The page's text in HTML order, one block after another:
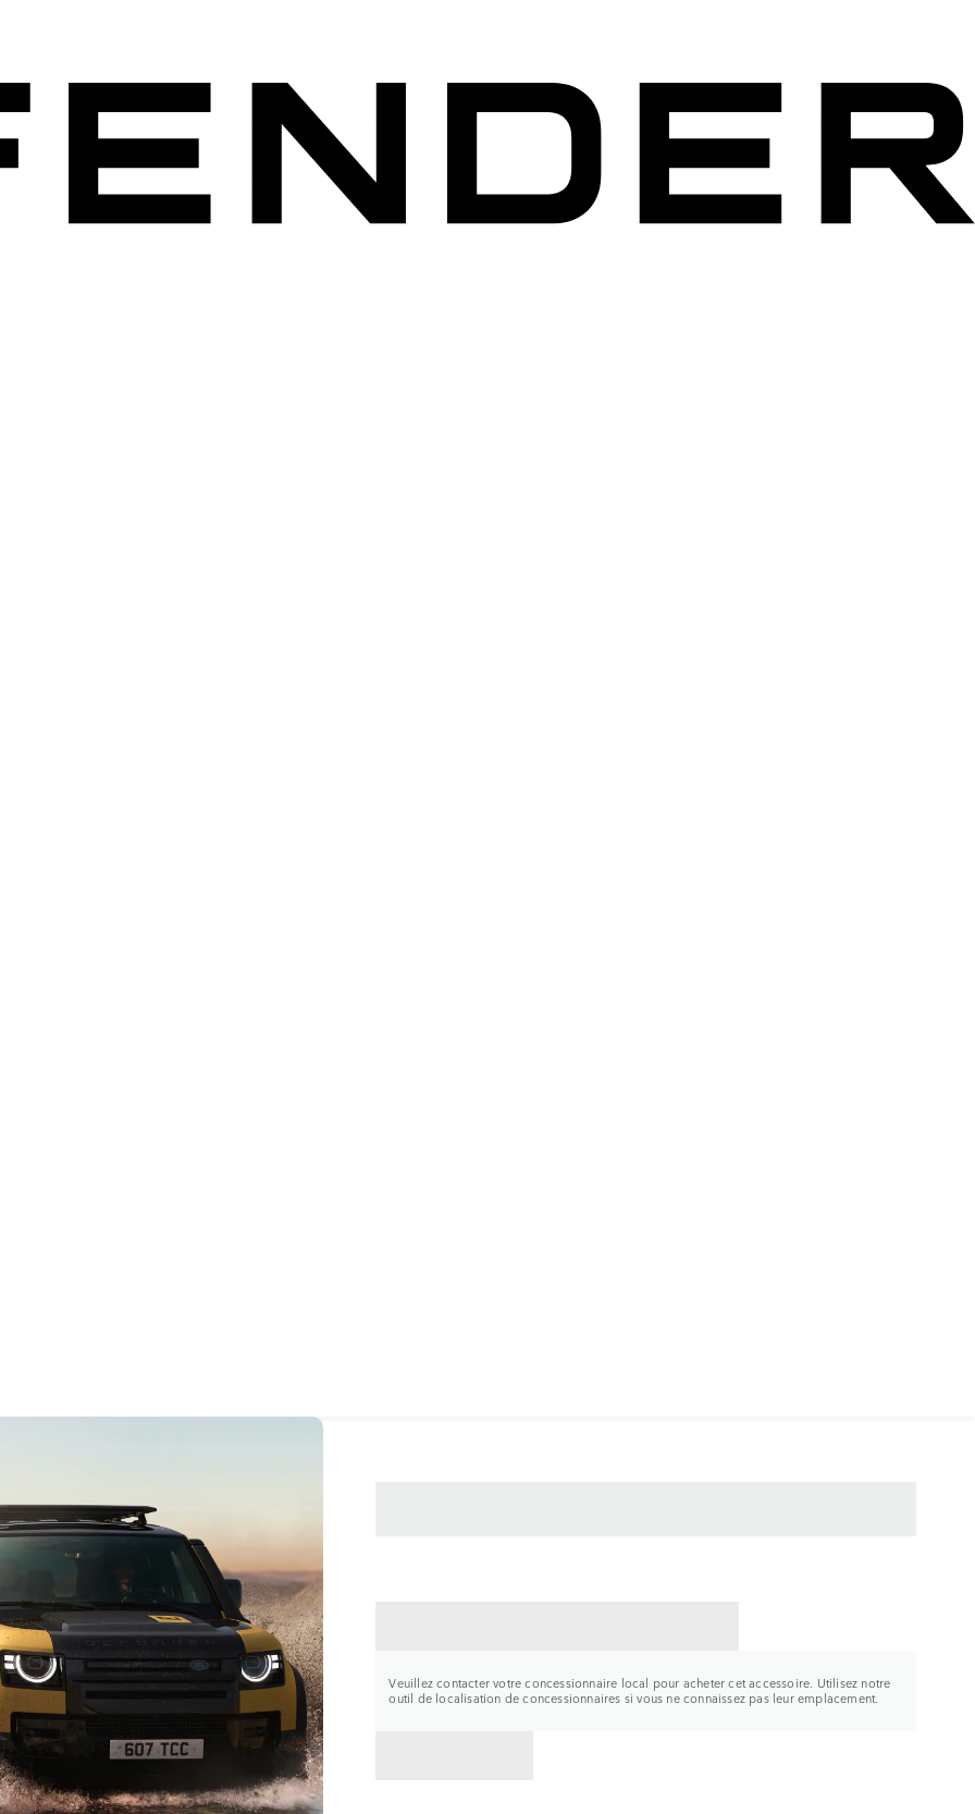
Veuillez contacter votre concessionnaire local pour acheter cet accessoire. Utilisez notre
outil de localisation de concessionnaires si vous ne connaissez pas leur emplacement.